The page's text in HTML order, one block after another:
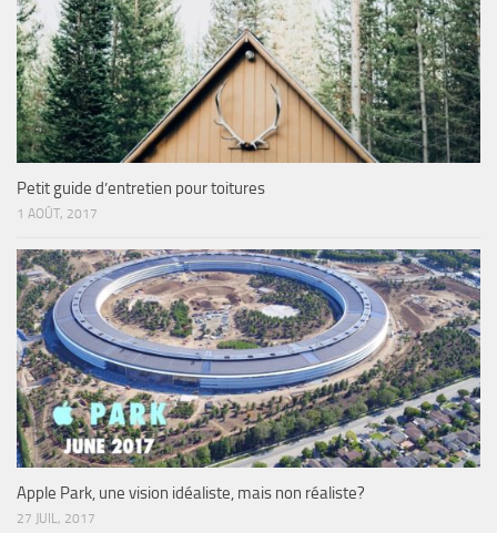
Petit guide d’entretien pour toitures
1 AOÛT, 2017
Apple Park, une vision idéaliste, mais non réaliste?
27 JUIL, 2017